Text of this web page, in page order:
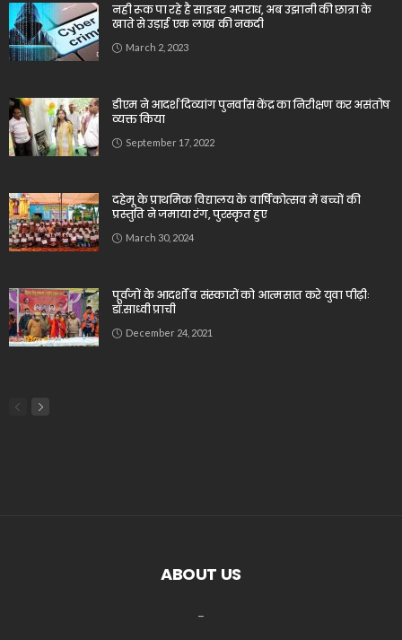
नही रूक पा रहे है साइबर अपराध, अब उझानी की छात्रा के
खाते से उड़ाई एक लाख की नकदी
March 2, 2023
डीएम ने आदर्श दिव्यांग पुनर्वास केंद्र का निरीक्षण कर असंतोष
व्यक्त किया
September 17, 2022
दहेमू के प्राथमिक विद्यालय के वार्षिकोत्सव में बच्चों की
प्रस्तुति ने जमाया रंग, पुरस्कृत हुए
March 30, 2024
पूर्वजों के आदर्शों व संस्कारों को आत्मसात करे युवा पीढ़ीः
डॉ.साध्वी प्राची
December 24, 2021
ABOUT US